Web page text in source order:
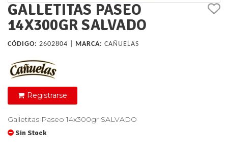
GALLETITAS PASEO
14X300GR SALVADO
CÓDIGO: 2602804 | MARCA: CAÑUELAS
Registrarse
Galletitas Paseo 14x300gr SALVADO
Sin Stock